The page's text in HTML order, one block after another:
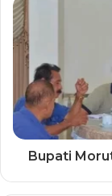
Bupati